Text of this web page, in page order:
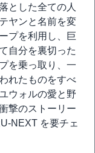
とした全ての人
ヤンと名前を変
プを利用し、巨
自分を裏切った
を乗っ取り、一
れたものをすべ
ウォルの愛と野
撃のストーリー
NEXT を要チェ